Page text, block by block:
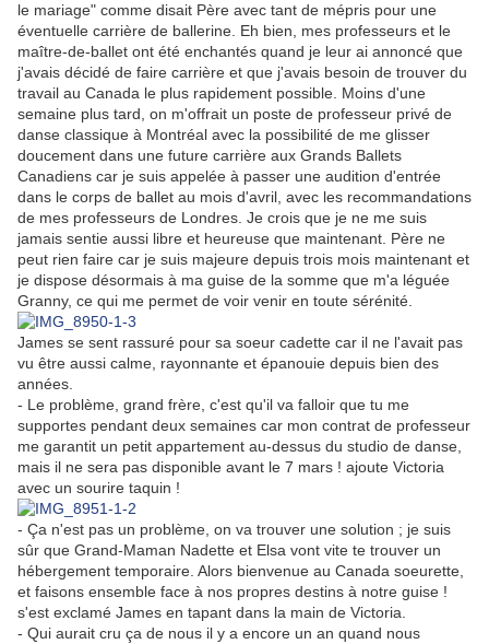
le mariage" comme disait Père avec tant de mépris pour une
éventuelle carrière de ballerine. Eh bien, mes professeurs et le
maître-de-ballet ont été enchantés quand je leur ai annoncé que
j'avais décidé de faire carrière et que j'avais besoin de trouver du
travail au Canada le plus rapidement possible. Moins d'une
semaine plus tard, on m'offrait un poste de professeur privé de
danse classique à Montréal avec la possibilité de me glisser
doucement dans une future carrière aux Grands Ballets
Canadiens car je suis appelée à passer une audition d'entrée
dans le corps de ballet au mois d'avril, avec les recommandations
de mes professeurs de Londres. Je crois que je ne me suis
jamais sentie aussi libre et heureuse que maintenant. Père ne
peut rien faire car je suis majeure depuis trois mois maintenant et
je dispose désormais à ma guise de la somme que m'a léguée
Granny, ce qui me permet de voir venir en toute sérénité.
James se sent rassuré pour sa soeur cadette car il ne l'avait pas
vu être aussi calme, rayonnante et épanouie depuis bien des
années.
- Le problème, grand frère, c'est qu'il va falloir que tu me
supportes pendant deux semaines car mon contrat de professeur
me garantit un petit appartement au-dessus du studio de danse,
mais il ne sera pas disponible avant le 7 mars ! ajoute Victoria
avec un sourire taquin !
- Ça n'est pas un problème, on va trouver une solution ; je suis
sûr que Grand-Maman Nadette et Elsa vont vite te trouver un
hébergement temporaire. Alors bienvenue au Canada soeurette,
et faisons ensemble face à nos propres destins à notre guise !
s'est exclamé James en tapant dans la main de Victoria.
- Qui aurait cru ça de nous il y a encore un an quand nous